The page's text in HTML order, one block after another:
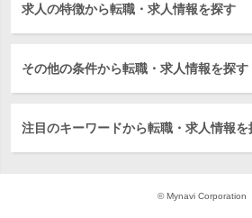
求人の特徴から転職・求人情報を探す
その他の条件から転職・求人情報を探す
注目のキーワードから転職・求人情報を
© Mynavi Corporation